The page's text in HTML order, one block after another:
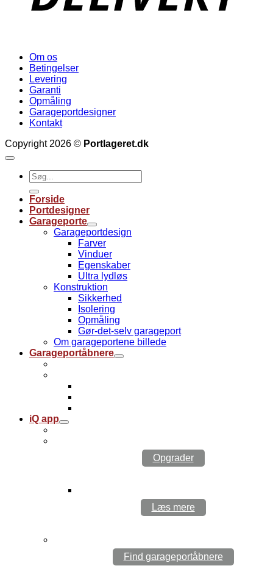
Om os
Betingelser
Levering
Garanti
Opmåling
Garageportdesigner
Kontakt
Copyright 2026 © Portlageret.dk
Søg
efter:
Forside
Portdesigner
Garageporte
Garageportdesign
Farver
Vinduer
Egenskaber
Ultra lydløs
Konstruktion
Sikkerhed
Isolering
Opmåling
Gør-det-selv garageport
Om garageportene billede
Garageportåbnere
iQ app
Opgrader
Læs mere
Find garageportåbnere